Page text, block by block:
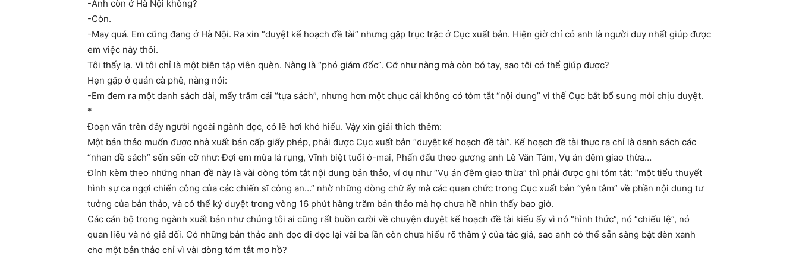
-Anh còn ở Hà Nội không?
-Còn.
-May quá. Em cũng đang ở Hà Nội. Ra xin “duyệt kế hoạch đề tài” nhưng gặp trục trặc ở Cục xuất bản. Hiện giờ chỉ có anh là người duy nhất giúp được
em việc này thôi.
Tôi thấy lạ. Vì tôi chỉ là một biên tập viên quèn. Nàng là “phó giám đốc”. Cỡ như nàng mà còn bó tay, sao tôi có thể giúp được?
Hẹn gặp ở quán cà phê, nàng nói:
-Em đem ra một danh sách dài, mấy trăm cái “tựa sách”, nhưng hơn một chục cái không có tóm tắt “nội dung” vì thế Cục bắt bổ sung mới chịu duyệt.
*
Đoạn văn trên đây người ngoài ngành đọc, có lẽ hơi khó hiểu. Vậy xin giải thích thêm:
Một bản thảo muốn được nhà xuất bản cấp giấy phép, phải được Cục xuất bản “duyệt kế hoạch đề tài”. Kế hoạch đề tài thực ra chỉ là danh sách các
“nhan đề sách” sến sến cỡ như: Đợi em mùa lá rụng, Vĩnh biệt tuổi ô-mai, Phấn đấu theo gương anh Lê Văn Tám, Vụ án đêm giao thừa…
Đính kèm theo những nhan đề này là vài dòng tóm tắt nội dung bản thảo, ví dụ như “Vụ án đêm giao thừa” thì phải được ghi tóm tắt: “một tiểu thuyết
hình sự ca ngợi chiến công của các chiến sĩ công an…” nhờ những dòng chữ ấy mà các quan chức trong Cục xuất bản “yên tâm” về phần nội dung tư
tưởng của bản thảo, và có thể ký duyệt trong vòng 16 phút hàng trăm bản thảo mà họ chưa hề nhìn thấy bao giờ.
Các cán bộ trong ngành xuất bản như chúng tôi ai cũng rất buồn cười về chuyện duyệt kế hoạch đề tài kiểu ấy vì nó “hình thức”, nó “chiếu lệ”, nó
quan liêu và nó giả dối. Có những bản thảo anh đọc đi đọc lại vài ba lần còn chưa hiểu rõ thâm ý của tác giả, sao anh có thể sẵn sàng bật đèn xanh
cho một bản thảo chỉ vì vài dòng tóm tắt mơ hồ?